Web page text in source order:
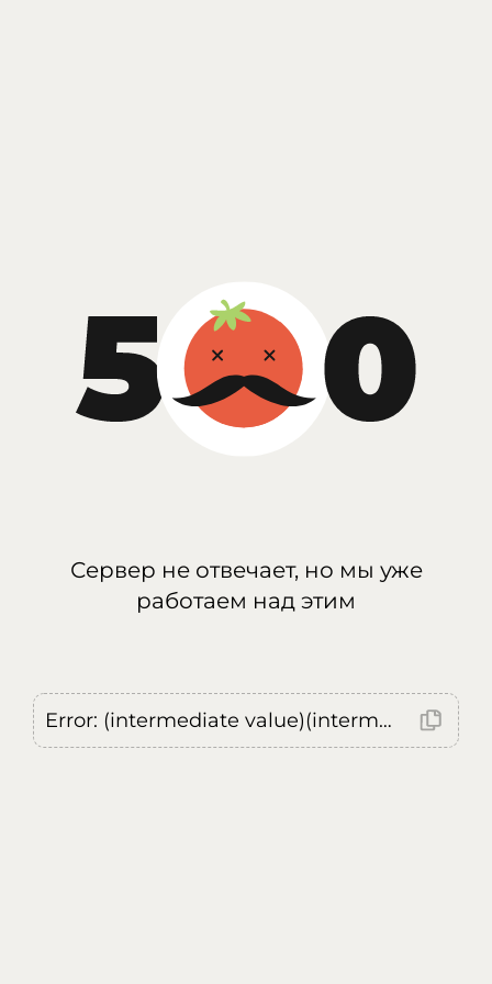
Сервер не отвечает, но мы уже
работаем над этим
Error: (intermediate value)(intermediate value)(intermediate value).replaceAll is not a function